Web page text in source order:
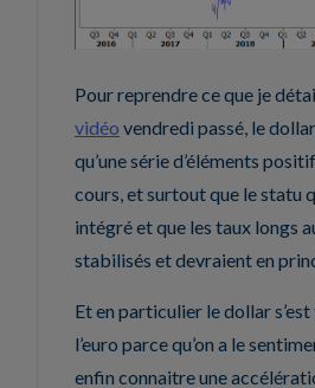
Pour reprendre ce que je
vidéo vendredi passé, le
qu’une série d’éléments
cours, et surtout que le statu
intégré et que les taux longs
stabilisés et devraient en
Et en particulier le dollar
l’euro parce qu’on a le
enfin connaitre une